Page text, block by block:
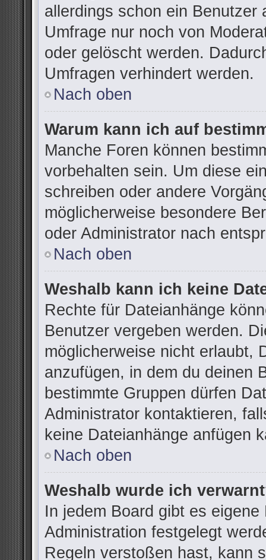
allerdings schon ein Benutzer
Umfrage nur noch von
oder gelöscht werden.
Umfragen verhindert werden.
Nach oben
Warum kann ich auf
Manche Foren können
vorbehalten sein. Um diese
schreiben oder andere
möglicherweise besondere
oder Administrator nach
Nach oben
Weshalb kann ich keine
Rechte für Dateianhänge
Benutzer vergeben werden.
möglicherweise nicht erlaubt,
anzufügen, in dem du deinen
bestimmte Gruppen dürfen
Administrator kontaktieren,
keine Dateianhänge anfügen
Nach oben
Weshalb wurde ich
In jedem Board gibt es
Administration festgelegt
Regeln verstoßen hast, kann